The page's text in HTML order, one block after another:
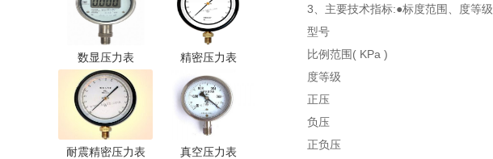
数显压力表 精密压力表
耐震精密压力表 真空压力表
3、主要技术指标:●标度范围、度等级
型号
比例范围( KPa )
度等级
正压
负压
正负压